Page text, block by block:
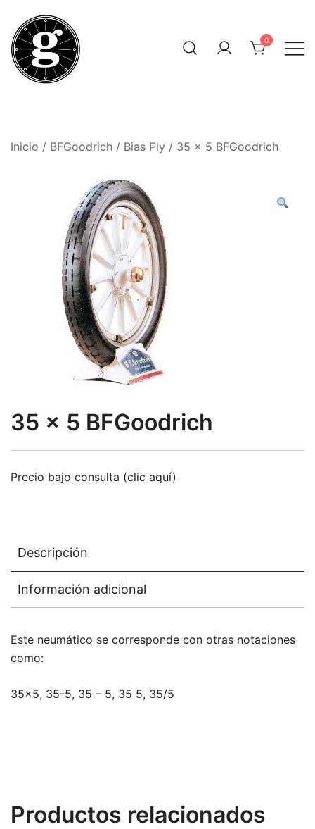
contenido
0
Inicio / BFGoodrich / Bias Ply / 35 x 5 BFGoodrich
35 x 5 BFGoodrich
Precio bajo consulta (clic aquí)
Descripción
Información adicional
Este neumático se corresponde con otras notaciones
como:
35×5, 35-5, 35 – 5, 35 5, 35/5
Productos relacionados